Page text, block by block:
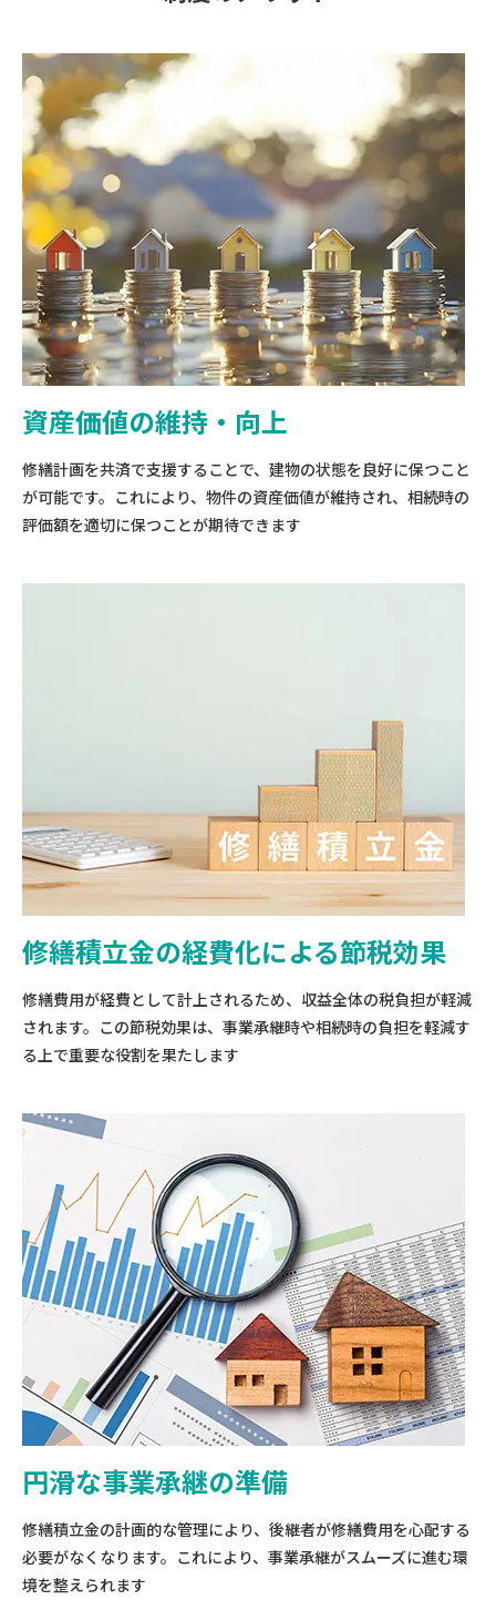
資産価値の維持・向上
修繕計画を共済で支援することで、建物の状態を良好に保つこと
が可能です。これにより、物件の資産価値が維持され、相続時の
評価額を適切に保つことが期待できます
修繕積立金の経費化による節税効果
修繕費用が経費として計上されるため、収益全体の税負担が軽減
されます。この節税効果は、事業承継時や相続時の負担を軽減す
る上で重要な役割を果たします
円滑な事業承継の準備
修繕積立金の計画的な管理により、後継者が修繕費用を心配する
必要がなくなります。これにより、事業承継がスムーズに進む環
境を整えられます